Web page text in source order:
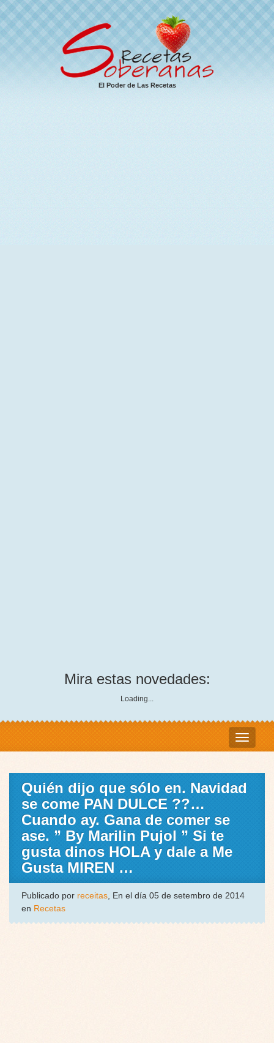
El Poder de Las Recetas
Mira estas novedades:
Loading...
Quién dijo que sólo en. Navidad
se come PAN DULCE ??…
Cuando ay. Gana de comer se
ase. ” By Marilin Pujol ” Si te
gusta dinos HOLA y dale a Me
Gusta MIREN …
Publicado por receitas, En el día 05 de setembro de 2014
en Recetas